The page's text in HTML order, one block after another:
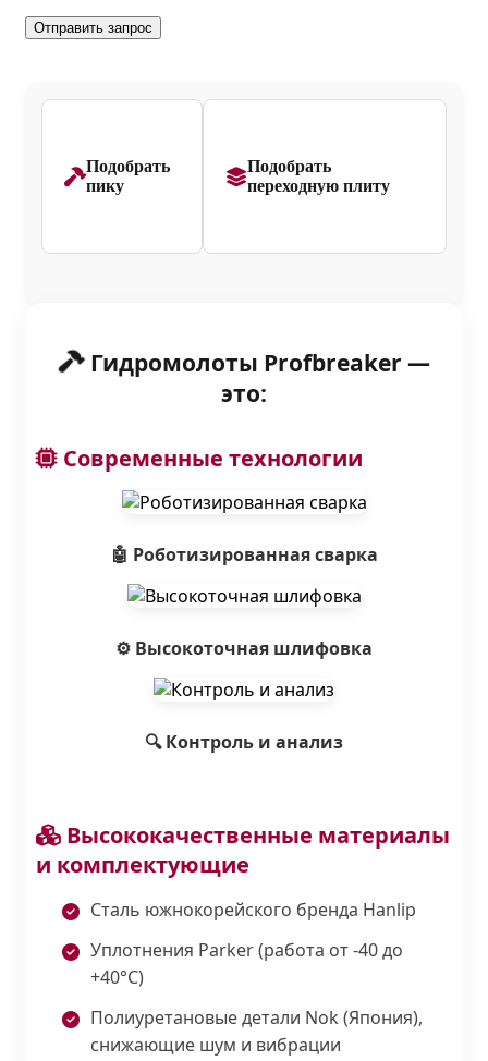
Подобрать
пику
Подобрать
переходную плиту
Гидромолоты Profbreaker —
это:
Современные технологии
🤖 Роботизированная сварка
⚙️ Высокоточная шлифовка
🔍 Контроль и анализ
Высококачественные материалы
и комплектующие
Сталь южнокорейского бренда Hanlip
Уплотнения Parker (работа от -40 до
+40°С)
Полиуретановые детали Nok (Япония),
снижающие шум и вибрации